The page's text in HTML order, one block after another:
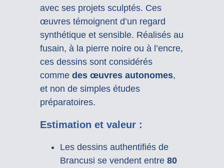
avec ses projets sculptés. Ces
œuvres témoignent d’un regard
synthétique et sensible. Réalisés au
fusain, à la pierre noire ou à l’encre,
ces dessins sont considérés
comme des œuvres autonomes,
et non de simples études
préparatoires.
Estimation et valeur :
Les dessins authentifiés de
Brancusi se vendent entre 80